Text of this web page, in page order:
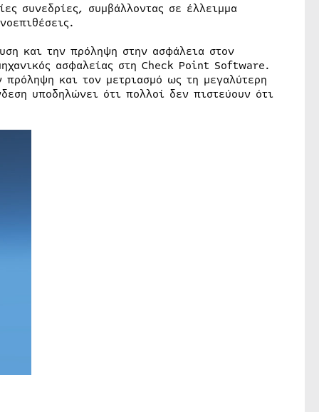
συνεδρίες, συμβάλλοντας σε έλλειμμα
και την πρόληψη στην ασφάλεια στον
ασφαλείας στη Check Point Software.
και τον μετριασμό ως τη μεγαλύτερη
υποδηλώνει ότι πολλοί δεν πιστεύουν ότι